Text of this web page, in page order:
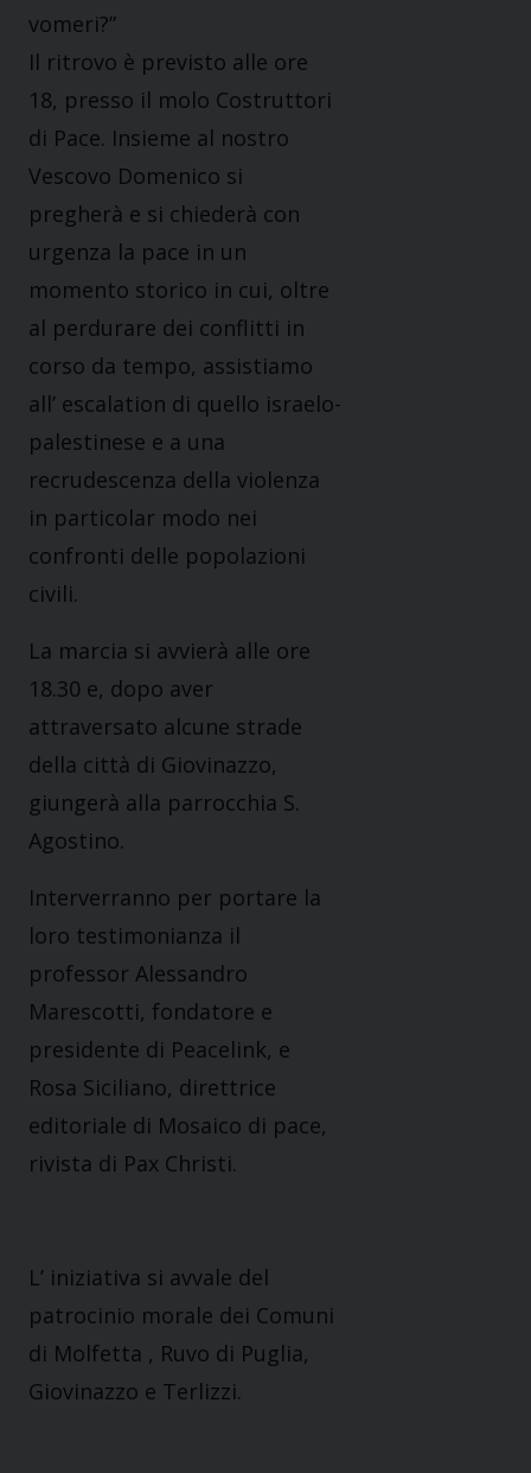
vomeri?”
Il ritrovo è previsto alle ore
18, presso il molo Costruttori
di Pace. Insieme al nostro
Vescovo Domenico si
pregherà e si chiederà con
urgenza la pace in un
momento storico in cui, oltre
al perdurare dei conflitti in
corso da tempo, assistiamo
all’ escalation di quello israelo-
palestinese e a una
recrudescenza della violenza
in particolar modo nei
confronti delle popolazioni
civili.
La marcia si avvierà alle ore
18.30 e, dopo aver
attraversato alcune strade
della città di Giovinazzo,
giungerà alla parrocchia S.
Agostino.
Interverranno per portare la
loro testimonianza il
professor Alessandro
Marescotti, fondatore e
presidente di Peacelink, e
Rosa Siciliano, direttrice
editoriale di Mosaico di pace,
rivista di Pax Christi.
L’ iniziativa si avvale del
patrocinio morale dei Comuni
di Molfetta , Ruvo di Puglia,
Giovinazzo e Terlizzi.